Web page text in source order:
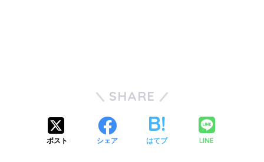
SHARE
ポスト シェア はてブ LINE